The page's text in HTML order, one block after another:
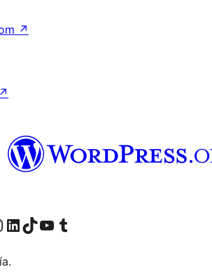
↗
↗
Instagram account
Visit our LinkedIn account
Visit our TikTok account
Visit our YouTube channel
Visit our Tumblr account